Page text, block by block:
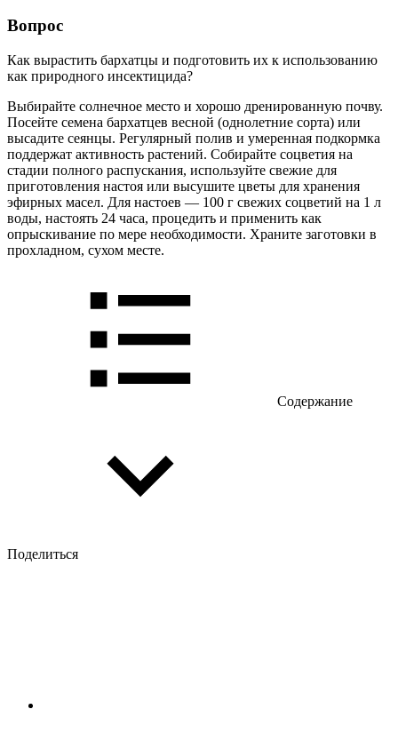
Вопрос
Как вырастить бархатцы и подготовить их к использованию
как природного инсектицида?
Выбирайте солнечное место и хорошо дренированную почву.
Посейте семена бархатцев весной (однолетние сорта) или
высадите сеянцы. Регулярный полив и умеренная подкормка
поддержат активность растений. Собирайте соцветия на
стадии полного распускания, используйте свежие для
приготовления настоя или высушите цветы для хранения
эфирных масел. Для настоев — 100 г свежих соцветий на 1 л
воды, настоять 24 часа, процедить и применить как
опрыскивание по мере необходимости. Храните заготовки в
прохладном, сухом месте.
Содержание
Поделиться